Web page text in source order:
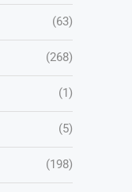
(63)
(268)
(1)
(5)
(198)